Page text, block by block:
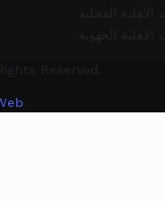
المحلية
الجهوية
Reserved.